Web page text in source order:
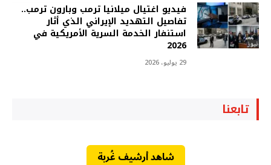
فيديو اغتيال ميلانيا ترمب وبارون ترمب..
تفاصيل التهديد الإيراني الذي أثار
استنفار الخدمة السرية الأمريكية في
2026
29 يوليو، 2026
تابعنا
شاهد أرشيف غُربة